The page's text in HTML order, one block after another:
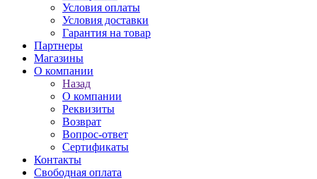
Условия оплаты
Условия доставки
Гарантия на товар
Партнеры
Магазины
О компании
Назад
О компании
Реквизиты
Возврат
Вопрос-ответ
Сертификаты
Контакты
Свободная оплата